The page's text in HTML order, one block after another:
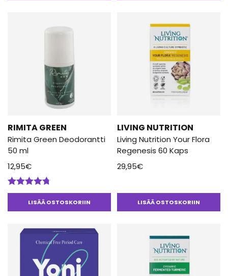
RIMITA GREEN
Rimita Green Deodorantti
50 ml
12,95€
Arvostelu
tuotteesta:LISÄÄ OSTOSKORIIN
LIVING NUTRITION
Living Nutrition Your Flora
Regenesis 60 Kaps
29,95€
LISÄÄ OSTOSKORIIN